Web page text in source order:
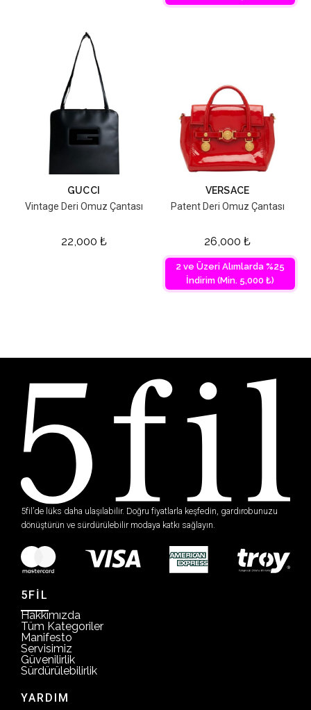
GUCCI
Vintage Deri Omuz Çantası
22,000 ₺
VERSACE
Patent Deri Omuz Çantası
26,000 ₺
2 ve Üzeri Alımlarda %25
İndirim (Min. 5,000 ₺)
5fil’de lüks daha ulaşılabilir. Doğru fiyatlarla keşfedin, gardırobunuzu
dönüştürün ve sürdürülebilir modaya katkı sağlayın.
5FİL
Hakkımızda
Tüm Kategoriler
Manifesto
Servisimiz
Güvenilirlik
Sürdürülebilirlik
YARDIM